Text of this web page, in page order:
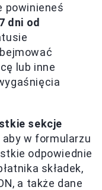
powinieneś
7 dni od
lub inne
sekcje
aby w formularzu
odpowiednie
składek,
a także dane